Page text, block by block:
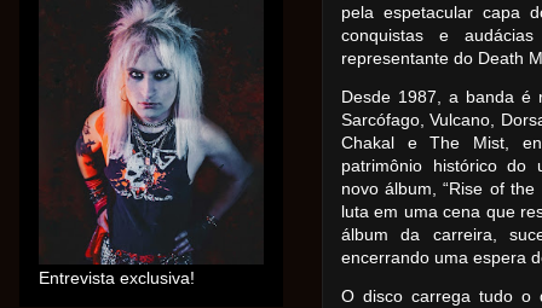
pela espetacular capa
conquistas e
representante do Death
Desde 1987, a banda é
Sarcófago, Vulcano,
Chakal e The Mist,
patrimônio histórico do
novo álbum, “Rise of
luta em uma cena que
álbum da carreira,
encerrando uma espera
O disco carrega tudo o
Entrevista exclusiva!